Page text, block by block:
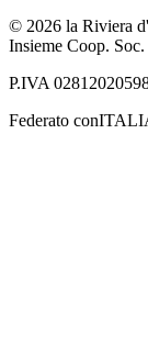
© 2026 la Riviera
Insieme Coop. Soc.
P.IVA
Federato con